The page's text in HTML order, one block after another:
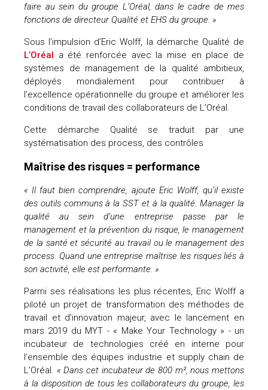
faire au sein du groupe L’Oréal, dans le cadre de mes
fonctions de directeur Qualité et EHS du groupe. »
Sous l’impulsion d’Eric Wolff, la démarche Qualité de
L’Oréal a été renforcée avec la mise en place de
systèmes de management de la qualité ambitieux,
déployés mondialement pour contribuer à
l’excellence opérationnelle du groupe et améliorer les
conditions de travail des collaborateurs de L’Oréal.
Cette démarche Qualité se traduit par une
systématisation des process, des contrôles
Maîtrise des risques = performance
« Il faut bien comprendre, ajoute Eric Wolff, qu’il existe
des outils communs à la SST et à la qualité. Manager la
qualité au sein d’une entreprise passe par le
management et la prévention du risque, le management
de la santé et sécurité au travail ou le management des
process. Quand une entreprise maîtrise les risques liés à
son activité, elle est performante. »
Parmi ses réalisations les plus récentes, Eric Wolff a
piloté un projet de transformation des méthodes de
travail et d’innovation majeur, avec le lancement en
mars 2019 du MYT - « Make Your Technology » - un
incubateur de technologies créé en interne pour
l’ensemble des équipes industrie et supply chain de
L’Oréal. « Dans cet incubateur de 800 m², nous mettons
à la disposition de tous les collaborateurs du groupe, les